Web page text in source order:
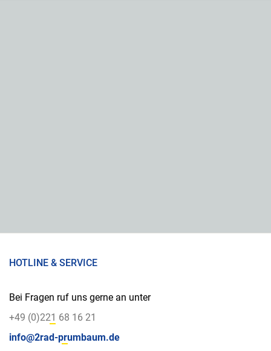
HOTLINE & SERVICE
Bei Fragen ruf uns gerne an unter
+49 (0)221 68 16 21
info@2rad-prumbaum.de